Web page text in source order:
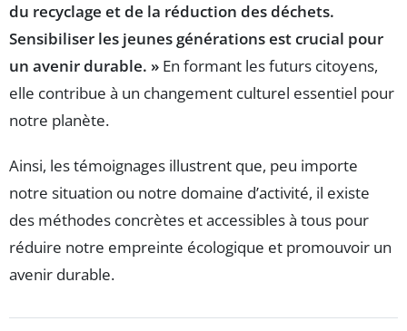
du recyclage et de la réduction des déchets.
Sensibiliser les jeunes générations est crucial pour
un avenir durable. » En formant les futurs citoyens,
elle contribue à un changement culturel essentiel pour
notre planète.
Ainsi, les témoignages illustrent que, peu importe
notre situation ou notre domaine d’activité, il existe
des méthodes concrètes et accessibles à tous pour
réduire notre empreinte écologique et promouvoir un
avenir durable.